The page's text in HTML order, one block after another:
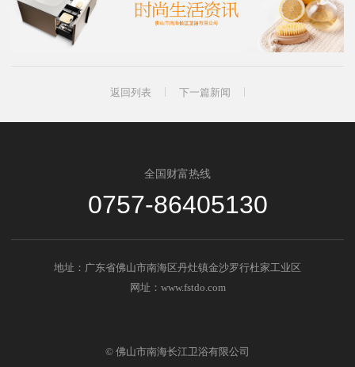
返回列表 下一篇新闻
全国财富热线
0757-86405130
地址：广东省佛山市南海区丹灶镇金沙罗行杜家工业区
网址：www.fstdo.com
© 佛山市南海长江卫浴有限公司